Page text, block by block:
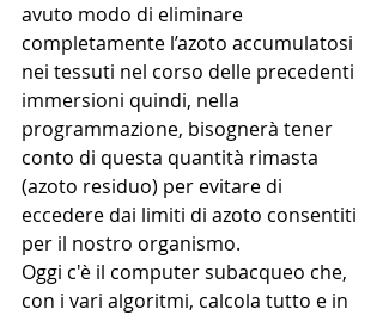
avuto modo di eliminare
completamente l’azoto accumulatosi
nei tessuti nel corso delle precedenti
immersioni quindi, nella
programmazione, bisognerà tener
conto di questa quantità rimasta
(azoto residuo) per evitare di
eccedere dai limiti di azoto consentiti
per il nostro organismo.
Oggi c'è il computer subacqueo che,
con i vari algoritmi, calcola tutto e in